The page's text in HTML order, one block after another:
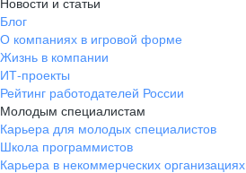
Блог
О компаниях в игровой форме
Жизнь в компании
ИТ-проекты
Рейтинг работодателей России
Молодым специалистам
Карьера для молодых специалистов
Школа программистов
Карьера в некоммерческих организациях